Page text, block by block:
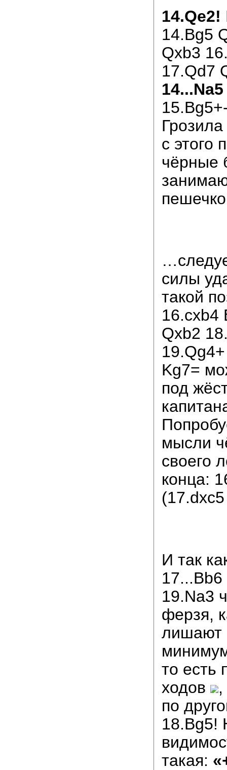
14.Qe2!
14.Bg5
Qxb3
17.Qd7
14...Na5
с этого
чёрные
силы
такой
16.cxb4
Qxb2
Kg7=
под
мысли
своего
конца:
И так
19.Na3
ферзя,
лишают
то есть
ходов
,
по
18.Bg5!
такая: